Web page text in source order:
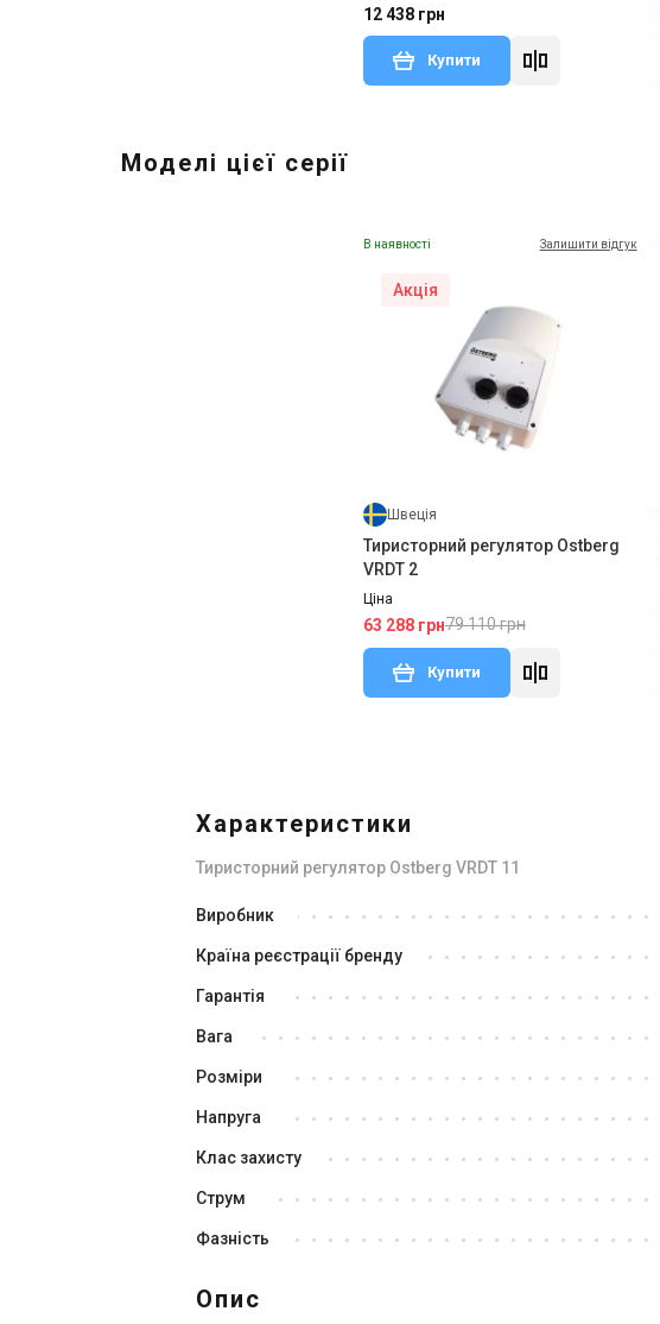
12 438 грн
Купити
Моделі цієї серії
В наявності Залишити відгук
Акція
Швеція
Тиристорний регулятор Ostberg
VRDT 2
Ціна
63 288 грн79 110 грн
Купити
Характеристики
Тиристорний регулятор Ostberg VRDT 11
Виробник
Країна реєстрації бренду
Гарантія
Вага
Розміри
Напруга
Клас захисту
Струм
Фазність
Опис